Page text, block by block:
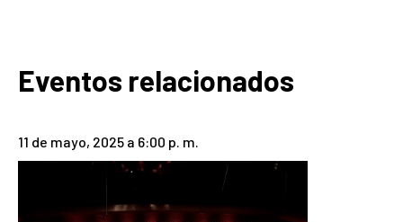
Eventos relacionados
11 de mayo, 2025 a 6:00 p. m.